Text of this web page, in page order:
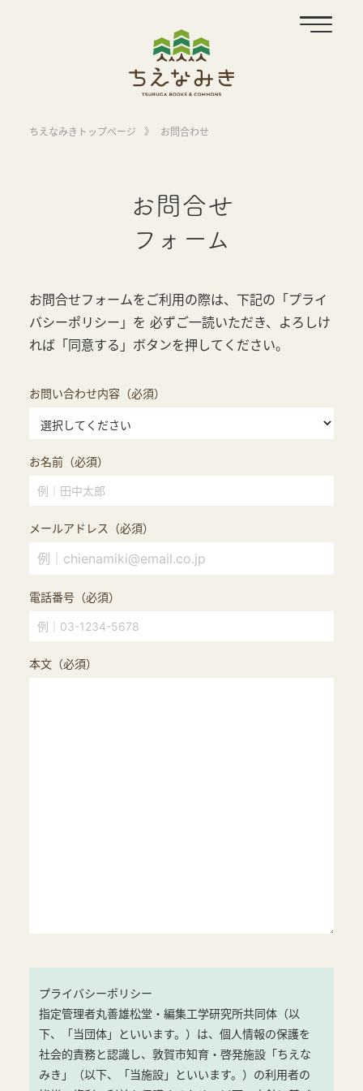
ちえなみきトップページ 》 お問合わせ
お問合せ
フォーム
お問合せフォームをご利用の際は、下記の「プライ
バシーポリシー」を 必ずご一読いただき、よろしけ
れば「同意する」ボタンを押してください。
お問い合わせ内容（必須）
お名前（必須）
メールアドレス（必須）
電話番号（必須）
本文（必須）
プライバシーポリシー
指定管理者丸善雄松堂・編集工学研究所共同体（以
下、「当団体」といいます。）は、個人情報の保護を
社会的責務と認識し、敦賀市知育・啓発施設「ちえな
みき」（以下、「当施設」といいます。）の利用者の